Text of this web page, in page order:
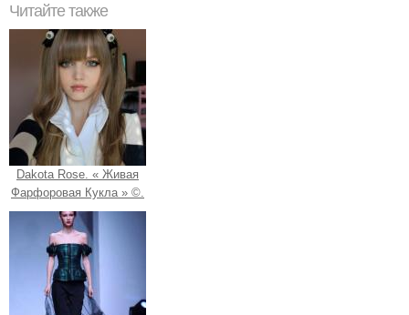
Читайте также
Dakota Rose. « Живая
Фарфоровая Кукла » ©.